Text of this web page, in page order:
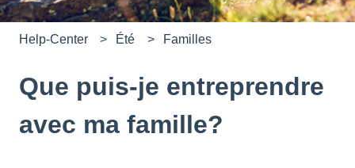
Help-Center Été Familles
Que puis-je entreprendre
avec ma famille?